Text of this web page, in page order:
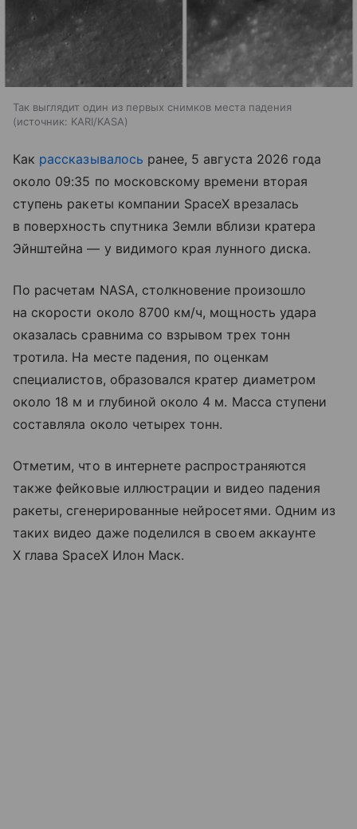
Так выглядит один из первых снимков места падения
источник: KARI/KASA
Как рассказывалось ранее, 5 августа 2026 года
около 09:35 по московскому времени вторая
ступень ракеты компании SpaceX врезалась
в поверхность спутника Земли вблизи кратера
Эйнштейна — у видимого края лунного диска.
По расчетам NASA, столкновение произошло
на скорости около 8700 км/ч, мощность удара
оказалась сравнима со взрывом трех тонн
тротила. На месте падения, по оценкам
специалистов, образовался кратер диаметром
около 18 м и глубиной около 4 м. Масса ступени
составляла около четырех тонн.
Отметим, что в интернете распространяются
также фейковые иллюстрации и видео падения
ракеты, сгенерированные нейросетями. Одним из
таких видео даже поделился в своем аккаунте
X глава SpaceX Илон Маск.